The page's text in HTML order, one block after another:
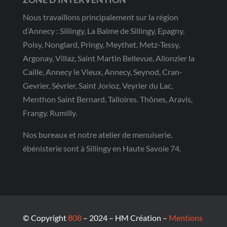
Nous travaillons principalement sur la région
d’Annecy : Sillingy, La Balme de Sillingy, Epagny,
Poisy, Nonglard, Pringy, Meythet, Metz-Tessy,
Argonay, Villaz, Saint Martin Bellevue, Allonzier la
Caille, Annecy le Vieux, Annecy, Seynod, Cran-
Gevrier, Sévrier, Saint Jorioz, Veyrier du Lac,
Menthon Saint Bernard, Talloires. Thônes, Aravis,
Frangy. Rumilly.
Nos bureaux et notre atelier de menuiserie,
ébénisterie sont à Sillingy en Haute Savoie 74.
© Copyright808– 2024 – HM Création – Mentions